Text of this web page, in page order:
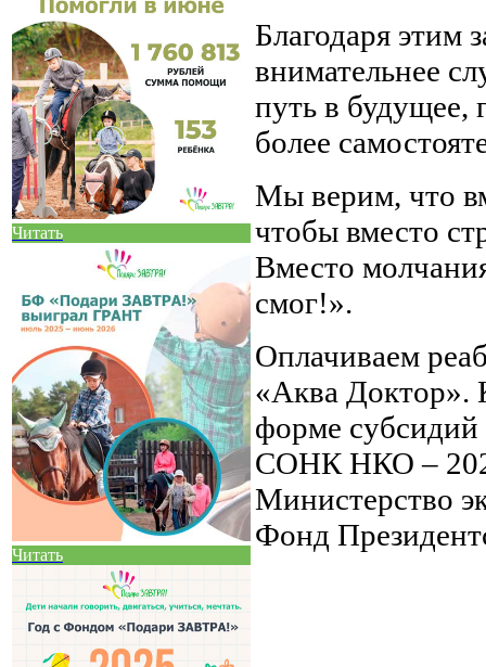
Читать
Читать
Благодаря этим
внимательнее
путь в будущее,
более
Мы верим, что
чтобы вместо
Вместо
смог!».
Оплачиваем
«Аква Доктор».
форме
СОНК НКО –
Министерство
Фонд